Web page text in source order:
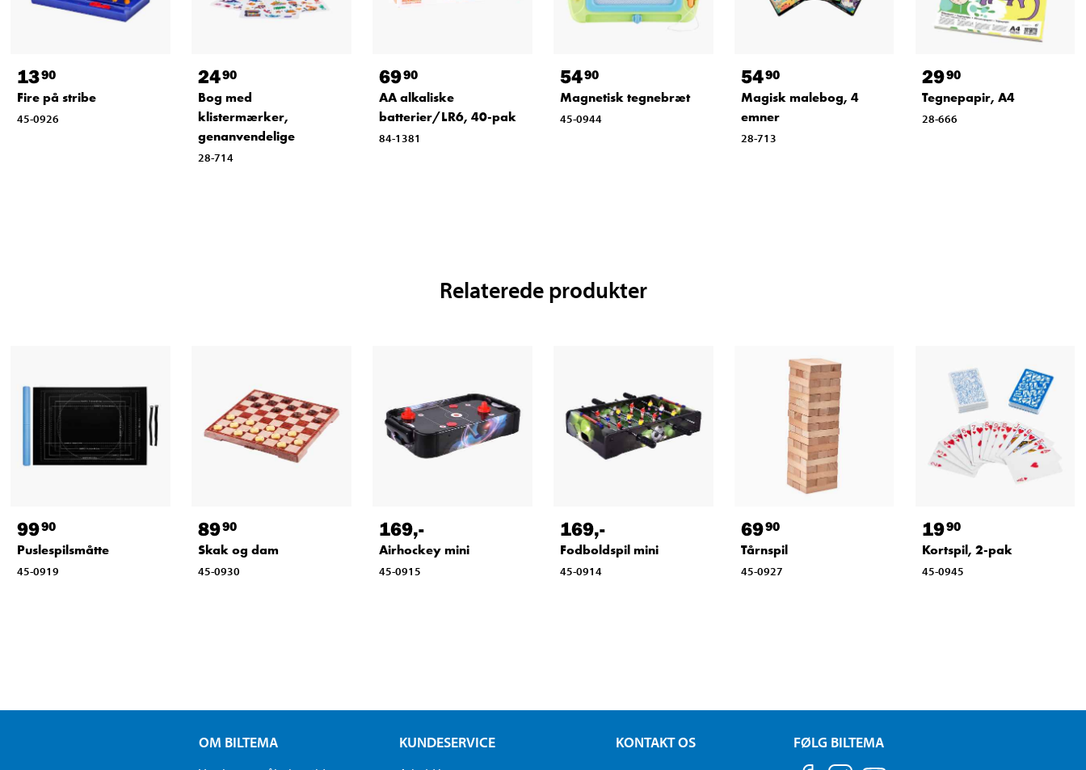
1390
Fire på stribe
45-0926
2490
Bog med
klistermærker,
genanvendelige
28-714
6990
AA alkaliske
batterier/LR6, 40-pak
84-1381
5490
Magnetisk tegnebræt
45-0944
5490
Magisk malebog, 4
emner
28-713
2990
Tegnepapir, A4
28-666
Relaterede produkter
9990
Puslespilsmåtte
45-0919
8990
Skak og dam
45-0930
169,-
Airhockey mini
45-0915
169,-
Fodboldspil mini
45-0914
6990
Tårnspil
45-0927
1990
Kortspil, 2-pak
45-0945
OM BILTEMA KUNDESERVICE KONTAKT OS FØLG BILTEMA